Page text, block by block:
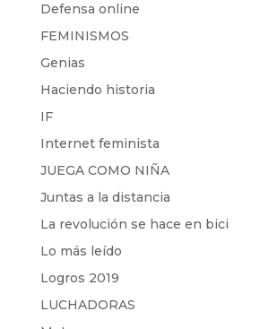
Defensa online
FEMINISMOS
Genias
Haciendo historia
IF
Internet feminista
JUEGA COMO NIÑA
Juntas a la distancia
La revolución se hace en bici
Lo más leído
Logros 2019
LUCHADORAS